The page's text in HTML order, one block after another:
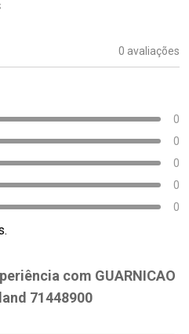
0 avaliações
0
0
0
0
0
com GUARNICAO
71448900